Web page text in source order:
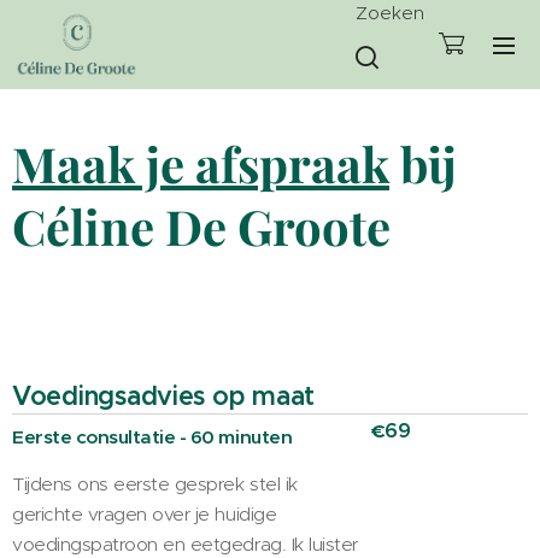
Zoeken
Maak je afspraakbij
Céline De Groote
Voedingsadvies op maat
Eerste consultatie - 60 minuten
Tijdens ons eerste gesprek stel ik
gerichte vragen over je huidige
voedingspatroon en eetgedrag. Ik luister
€69